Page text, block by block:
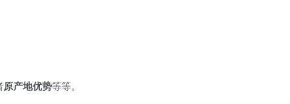
原产地优势等等。